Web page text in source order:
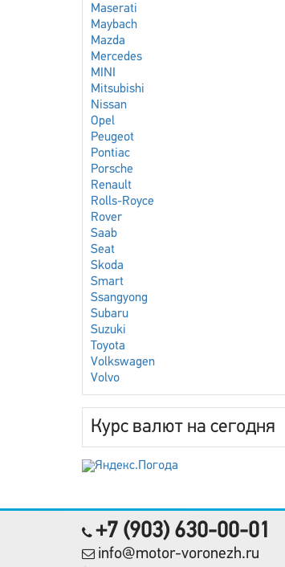
Maserati
Maybach
Mazda
Mercedes
MINI
Mitsubishi
Nissan
Opel
Peugeot
Pontiac
Porsche
Renault
Rolls-Royce
Rover
Saab
Seat
Skoda
Smart
Ssangyong
Subaru
Suzuki
Toyota
Volkswagen
Volvo
Курс валют на сегодня
+7 (903) 630-00-01
info@motor-voronezh.ru